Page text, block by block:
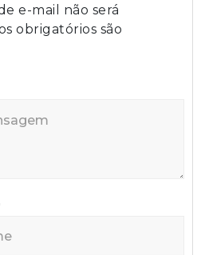
e-mail não será
obrigatórios são